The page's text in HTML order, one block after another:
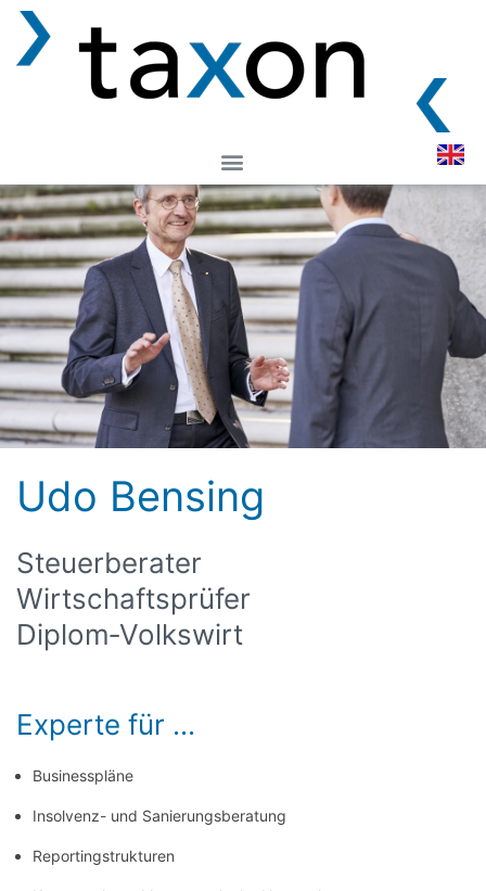
Udo Bensing
Steuerberater
Wirtschaftsprüfer
Diplom‑Volkswirt
Experte für ...
Businesspläne
Insolvenz- und Sanierungsberatung
Reportingstrukturen